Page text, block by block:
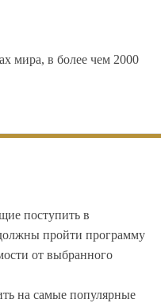
мира, в более чем 2000
поступить в
пройти программу
от выбранного
на самые популярные